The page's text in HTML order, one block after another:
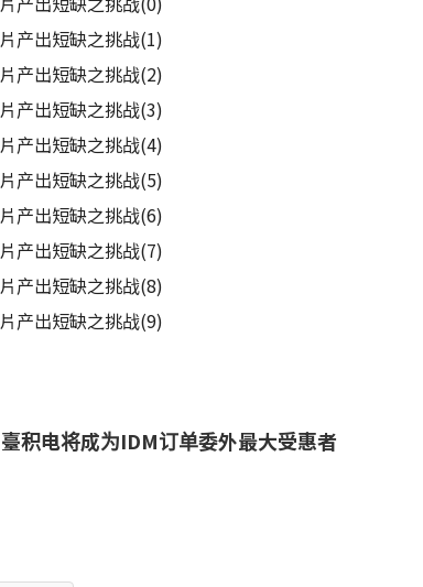
产出短缺之挑战(1)
产出短缺之挑战(2)
产出短缺之挑战(3)
产出短缺之挑战(4)
产出短缺之挑战(5)
产出短缺之挑战(6)
产出短缺之挑战(7)
产出短缺之挑战(8)
产出短缺之挑战(9)
积电将成为IDM订单委外最大受惠者